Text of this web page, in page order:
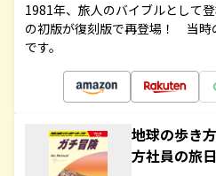
1981年、旅人のバイブルとして
の初版が復刻版で再登場！ 当時
です。
地球の歩き
方社員の旅